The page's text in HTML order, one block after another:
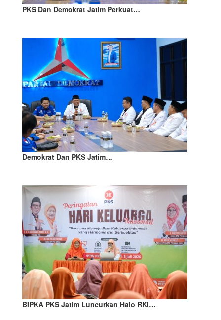
PKS Dan Demokrat Jatim Perkuat…
Demokrat Dan PKS Jatim…
BIPKA PKS Jatim Luncurkan Halo RKI…